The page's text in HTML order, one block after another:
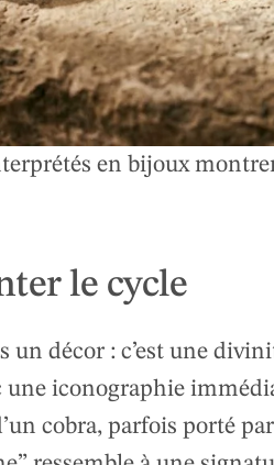
en bijoux
le cycle
un décor : c’est une
une iconographie
cobra, parfois porté